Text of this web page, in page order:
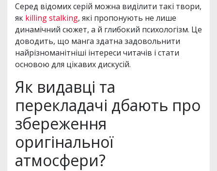
Серед відомих серій можна виділити такі твори,
як killing stalking, які пропонують не лише
динамічний сюжет, а й глибокий психологізм. Це
доводить, що манга здатна задовольнити
найрізноманітніші інтереси читачів і стати
основою для цікавих дискусій.
Як видавці та
перекладачі дбають про
збереження
оригінальної
атмосфери?